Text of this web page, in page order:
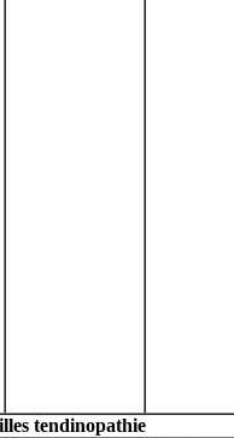
tendinopathie